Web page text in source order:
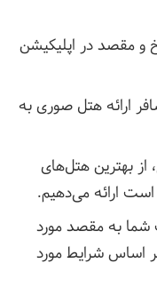
و مقصد در اپلیکیشن
ارائه هتل صوری به
از بهترین هتل‌های
ارائه می‌دهیم.
شما به مقصد مورد
اساس شرایط مورد